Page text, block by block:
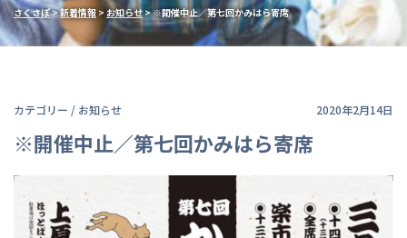
さくさぽ>新着情報> お知らせ>※開催中止／第七回かみはら寄席
カテゴリー / お知らせ 2020年2月14日
※開催中止／第七回かみはら寄席